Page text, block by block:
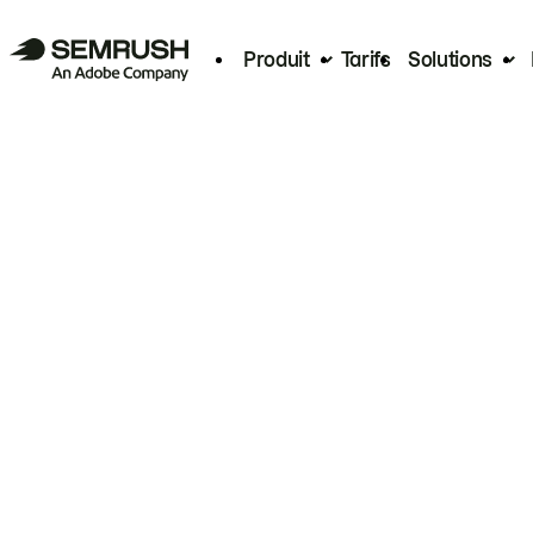
Produit Tarifs Solutions